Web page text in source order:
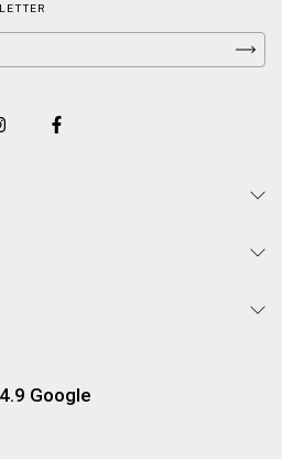
4.9 Google